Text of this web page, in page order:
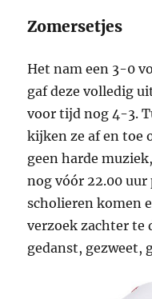
Zomersetjes
Het nam een 3-0
gaf deze volledig
voor tijd nog 4-3.
kijken ze af en toe
geen harde
nog vóór 22.00 uur
scholieren komen
verzoek zachter te
gedanst, gezweet,